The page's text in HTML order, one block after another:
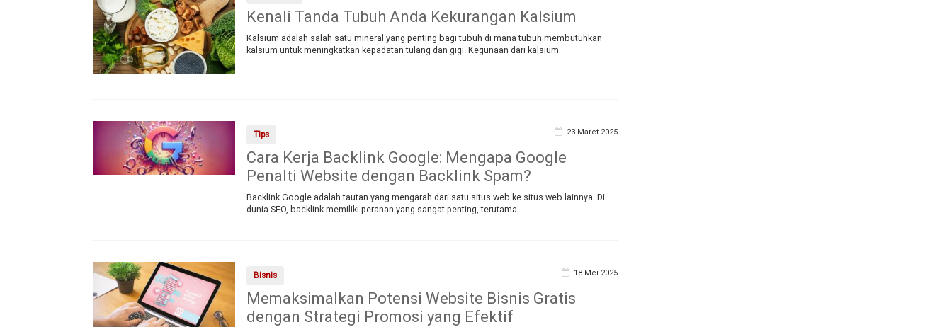
Kenali Tanda Tubuh Anda Kekurangan Kalsium
Kalsium adalah salah satu mineral yang penting bagi tubuh di mana tubuh membutuhkan
kalsium untuk meningkatkan kepadatan tulang dan gigi. Kegunaan dari kalsium
Tips 23 Maret 2025
Cara Kerja Backlink Google: Mengapa Google
Penalti Website dengan Backlink Spam?
Backlink Google adalah tautan yang mengarah dari satu situs web ke situs web lainnya. Di
dunia SEO, backlink memiliki peranan yang sangat penting, terutama
Bisnis 18 Mei 2025
Memaksimalkan Potensi Website Bisnis Gratis
dengan Strategi Promosi yang Efektif